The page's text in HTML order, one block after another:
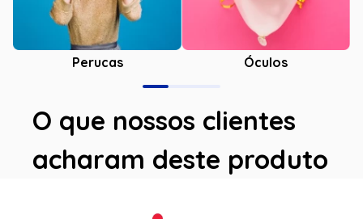
Perucas Óculos
O que nossos clientes
acharam deste produto